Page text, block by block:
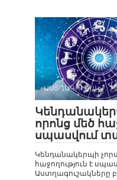
ԱՍՏՂԱԳՈՒՇԱԿ
որոնց մեծ
սպասվում
Կենդանակերպի
հաջողություն է
Աստղագուշակները